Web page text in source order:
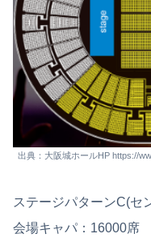
出典：大阪城ホールHP https://
ステージパターンC(セ
会場キャパ：16000席